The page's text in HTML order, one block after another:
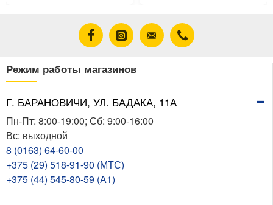
Режим работы магазинов
Г. БАРАНОВИЧИ, УЛ. БАДАКА, 11А
Пн-Пт: 8:00-19:00; Сб: 9:00-16:00
Вс: выходной
8 (0163) 64-60-00
+375 (29) 518-91-90 (МТС)
+375 (44) 545-80-59 (A1)